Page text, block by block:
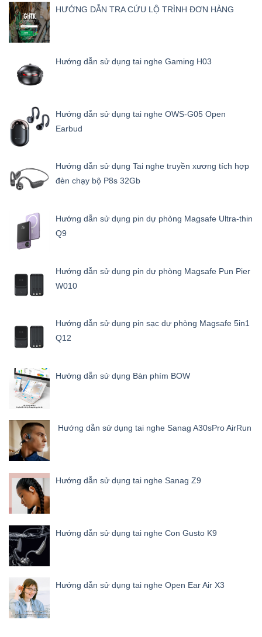
HƯỚNG DẪN TRA CỨU LỘ TRÌNH ĐƠN HÀNG
Hướng dẫn sử dụng tai nghe Gaming H03
Hướng dẫn sử dụng tai nghe OWS-G05 Open
Earbud
Hướng dẫn sử dụng Tai nghe truyền xương tích hợp
đèn chạy bộ P8s 32Gb
Hướng dẫn sử dụng pin dự phòng Magsafe Ultra-thin
Q9
Hướng dẫn sử dụng pin dự phòng Magsafe Pun Pier
W010
Hướng dẫn sử dụng pin sạc dự phòng Magsafe 5in1
Q12
Hướng dẫn sử dụng Bàn phím BOW
Hướng dẫn sử dụng tai nghe Sanag A30sPro AirRun
Hướng dẫn sử dụng tai nghe Sanag Z9
Hướng dẫn sử dụng tai nghe Con Gusto K9
Hướng dẫn sử dụng tai nghe Open Ear Air X3